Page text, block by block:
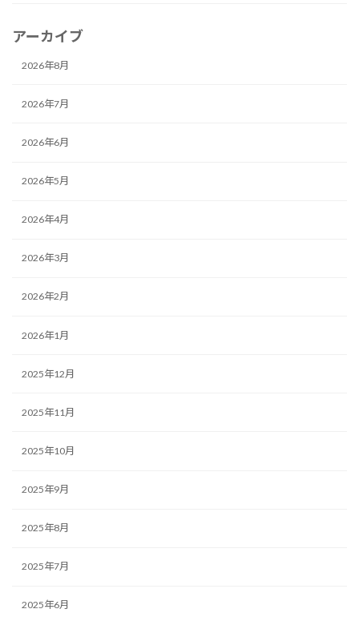
アーカイブ
2026年8月
2026年7月
2026年6月
2026年5月
2026年4月
2026年3月
2026年2月
2026年1月
2025年12月
2025年11月
2025年10月
2025年9月
2025年8月
2025年7月
2025年6月